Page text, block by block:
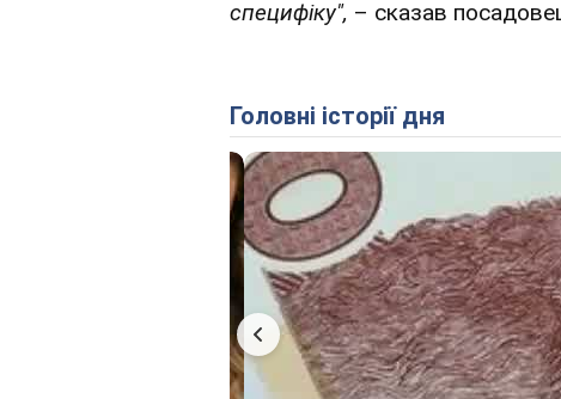
специфіку", – сказав
Головні історії дня